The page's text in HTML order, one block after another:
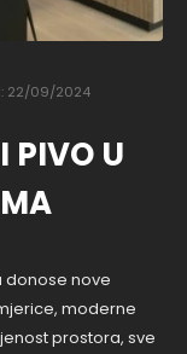
22/09/2024
PIVO U
donose nove
moderne
prostora, sve